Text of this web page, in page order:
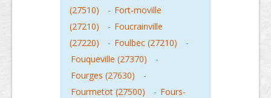
(27510)
- Fort-moville
(27210)
- Foucrainville
(27220)
- Foulbec (27210)
-
Fouqueville (27370)
-
Fourges (27630)
-
Fourmetot (27500)
- Fours-